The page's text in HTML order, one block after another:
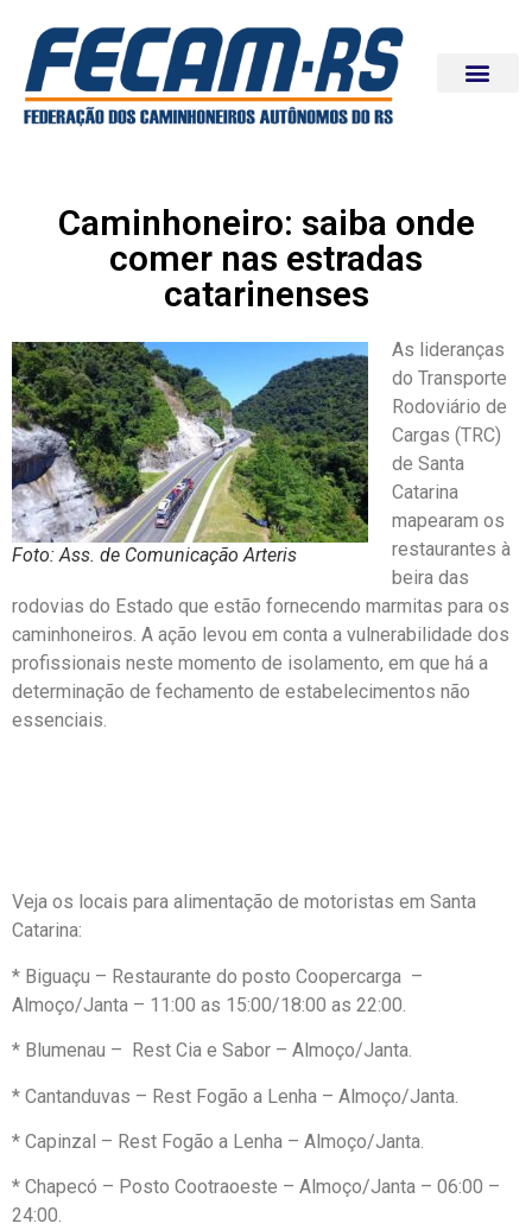
Caminhoneiro: saiba onde
comer nas estradas
catarinenses
Foto: Ass. de Comunicação Arteris
As lideranças
do Transporte
Rodoviário de
Cargas (TRC)
de Santa
Catarina
mapearam os
restaurantes à
beira das
rodovias do Estado que estão fornecendo marmitas para os
caminhoneiros. A ação levou em conta a vulnerabilidade dos
profissionais neste momento de isolamento, em que há a
determinação de fechamento de estabelecimentos não
essenciais.
Veja os locais para alimentação de motoristas em Santa
Catarina:
* Biguaçu – Restaurante do posto Coopercarga –
Almoço/Janta – 11:00 as 15:00/18:00 as 22:00.
* Blumenau – Rest Cia e Sabor – Almoço/Janta.
* Cantanduvas – Rest Fogão a Lenha – Almoço/Janta.
* Capinzal – Rest Fogão a Lenha – Almoço/Janta.
* Chapecó – Posto Cootraoeste – Almoço/Janta – 06:00 –
24:00.